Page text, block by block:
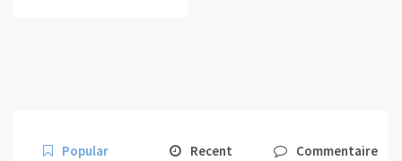
Popular Recent Commentaire